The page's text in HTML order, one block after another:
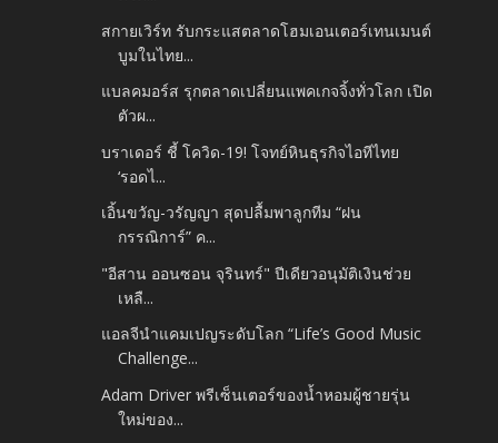
สกายเวิร์ท รับกระแสตลาดโฮมเอนเตอร์เทนเมนต์
บูมในไทย...
แบลคมอร์ส รุกตลาดเปลี่ยนแพคเกจจิ้งทั่วโลก เปิด
ตัวผ...
บราเดอร์ ชี้ โควิด-19! โจทย์หินธุรกิจไอทีไทย
‘รอดไ...
เอิ้นขวัญ-วรัญญา สุดปลื้มพาลูกทีม “ฝน
กรรณิการ์” ค...
"อีสาน ออนซอน จุรินทร์" ปีเดียวอนุมัติเงินช่วย
เหลื...
แอลจีนำแคมเปญระดับโลก “Life’s Good Music
Challenge...
Adam Driver พรีเซ็นเตอร์ของน้ำหอมผู้ชายรุ่น
ใหม่ของ...